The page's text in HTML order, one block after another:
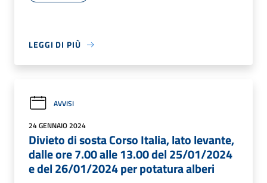
LEGGI DI PIÙ
AVVISI
24 GENNAIO 2024
Divieto di sosta Corso Italia, lato levante,
dalle ore 7.00 alle 13.00 del 25/01/2024
e del 26/01/2024 per potatura alberi